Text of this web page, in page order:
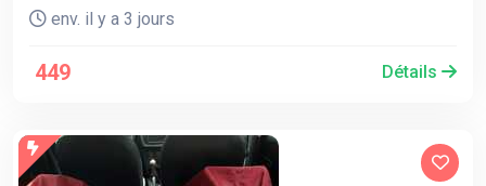
env. il y a 3 jours
449 Détails